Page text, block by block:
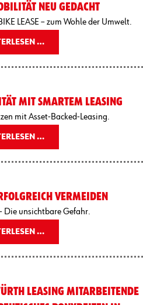
NEU GEDACHT
LEASE – zum Wohle der Umwelt.
…
MIT SMARTEM LEASING
mit Asset-Backed-Leasing.
…
VERMEIDEN
unsichtbare Gefahr.
…
LEASING MITARBEITENDE